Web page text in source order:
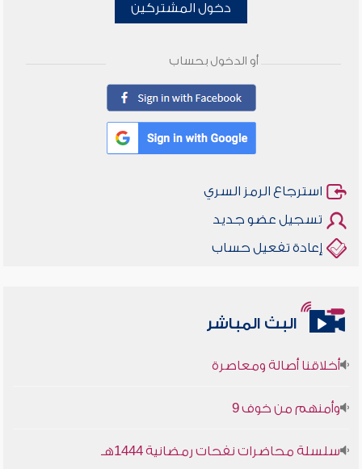
دخول المشتركين
أو الدخول بحساب
استرجاع الرمز السري
تسجيل عضو جديد
إعادة تفعيل حساب
البث المباشر